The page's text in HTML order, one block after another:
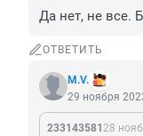
Да нет, не
ОТВЕТИТЬ
M.V.
29 ноября
233143581 28